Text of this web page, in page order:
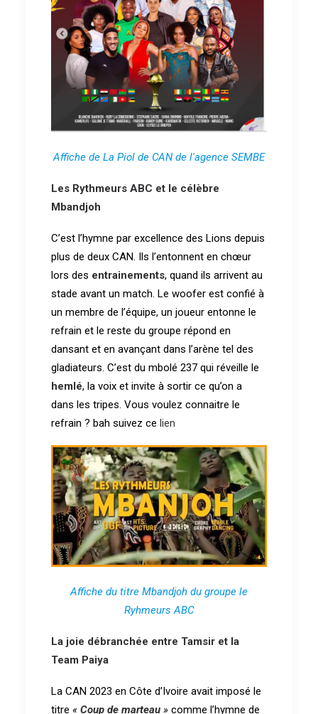
Affiche de La Piol de CAN de l'agence SEMBE
Les Rythmeurs ABC et le célèbre
Mbandjoh
C’est l’hymne par excellence des Lions depuis
plus de deux CAN. Ils l’entonnent en chœur
lors des entrainements, quand ils arrivent au
stade avant un match. Le woofer est confié à
un membre de l’équipe, un joueur entonne le
refrain et le reste du groupe répond en
dansant et en avançant dans l’arène tel des
gladiateurs. C’est du mbolé 237 qui réveille le
hemlé, la voix et invite à sortir ce qu’on a
dans les tripes. Vous voulez connaitre le
refrain ? bah suivez ce lien
Affiche du titre Mbandjoh du groupe le
Ryhmeurs ABC
La joie débranchée entre Tamsir et la
Team Paiya
La CAN 2023 en Côte d’Ivoire avait imposé le
titre « Coup de marteau » comme l’hymne de